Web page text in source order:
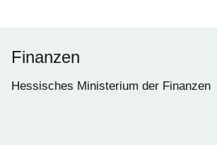
Finanzen
Hessisches Ministerium der Finanzen